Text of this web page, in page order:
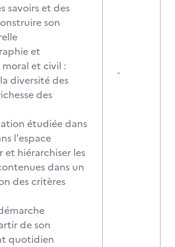
savoirs et des
son
et
et civil :
diversité des
des
étudiée dans
l'espace
et hiérarchiser les
dans un
des critères
de son
quotidien
-